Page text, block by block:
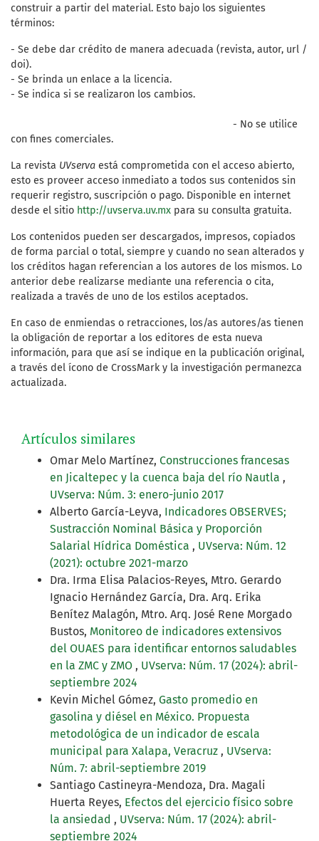
construir a partir del material. Esto bajo los siguientes
términos:
- Se debe dar crédito de manera adecuada (revista, autor, url /
doi).
- Se brinda un enlace a la licencia.
- Se indica si se realizaron los cambios.
- No se utilice
con fines comerciales.
La revista UVserva está comprometida con el acceso abierto,
esto es proveer acceso inmediato a todos sus contenidos sin
requerir registro, suscripción o pago. Disponible en internet
desde el sitio http://uvserva.uv.mx para su consulta gratuita.
Los contenidos pueden ser descargados, impresos, copiados
de forma parcial o total, siempre y cuando no sean alterados y
los créditos hagan referencian a los autores de los mismos. Lo
anterior debe realizarse mediante una referencia o cita,
realizada a través de uno de los estilos aceptados.
En caso de enmiendas o retracciones, los/as autores/as tienen
la obligación de reportar a los editores de esta nueva
información, para que así se indique en la publicación original,
a través del ícono de CrossMark y la investigación permanezca
actualizada.
Artículos similares
Omar Melo Martínez, Construcciones francesas
en Jicaltepec y la cuenca baja del río Nautla ,
UVserva: Núm. 3: enero-junio 2017
Alberto García-Leyva, Indicadores OBSERVES;
Sustracción Nominal Básica y Proporción
Salarial Hídrica Doméstica , UVserva: Núm. 12
(2021): octubre 2021-marzo
Dra. Irma Elisa Palacios-Reyes, Mtro. Gerardo
Ignacio Hernández García, Dra. Arq. Erika
Benítez Malagón, Mtro. Arq. José Rene Morgado
Bustos, Monitoreo de indicadores extensivos
del OUAES para identificar entornos saludables
en la ZMC y ZMO , UVserva: Núm. 17 (2024): abril-
septiembre 2024
Kevin Michel Gómez, Gasto promedio en
gasolina y diésel en México. Propuesta
metodológica de un indicador de escala
municipal para Xalapa, Veracruz , UVserva:
Núm. 7: abril-septiembre 2019
Santiago Castineyra-Mendoza, Dra. Magali
Huerta Reyes, Efectos del ejercicio físico sobre
la ansiedad , UVserva: Núm. 17 (2024): abril-
septiembre 2024